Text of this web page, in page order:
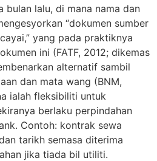
lalu, di mana nama dan
“dokumen sumber
yang pada praktiknya
ini (FATF, 2012; dikemas
alternatif sambil
dan mata wang (BNM,
ialah fleksibiliti untuk
berlaku perpindahan
Contoh: kontrak sewa
tarikh semasa diterima
jika tiada bil utiliti.